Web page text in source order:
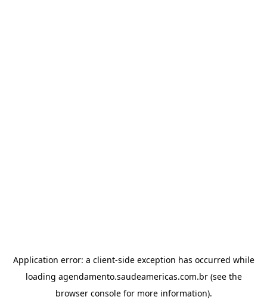
Application error: a client-side exception has occurred while
loading agendamento.saudeamericas.com.br(see the
browser consolefor more information).